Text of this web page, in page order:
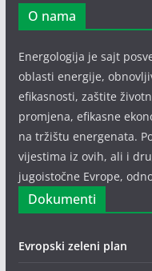
O nama
Energologija je sajt
oblasti energije,
efikasnosti, zaštite
promjena, efikasne
na tržištu energenata.
vijestima iz ovih, ali i
jugoistočne Evrope,
Dokumenti
Evropski zeleni plan